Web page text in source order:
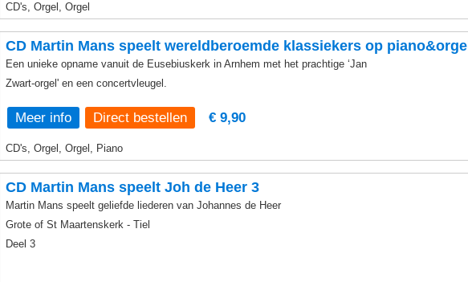
CD's, Orgel, Orgel
CD Martin Mans speelt wereldberoemde klassiekers op piano&orgel
Een unieke opname vanuit de Eusebiuskerk in Arnhem met het prachtige ‘Jan
Zwart-orgel' en een concertvleugel.
Meer info € 9,90
CD's, Orgel, Orgel, Piano
CD Martin Mans speelt Joh de Heer 3
Martin Mans speelt geliefde liederen van Johannes de Heer
Grote of St Maartenskerk - Tiel
Deel 3